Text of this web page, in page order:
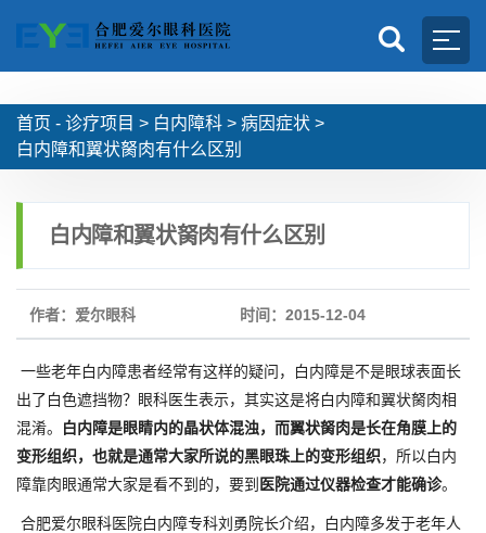
首页 - 诊疗项目 > 白内障科 > 病因症状 >
白内障和翼状胬肉有什么区别
白内障和翼状胬肉有什么区别
作者：爱尔眼科 时间：2015-12-04
一些老年白内障患者经常有这样的疑问，白内障是不是眼球表面长
出了白色遮挡物？眼科医生表示，其实这是将白内障和翼状胬肉相
混淆。
白内障是眼睛内的晶状体混浊，而翼状胬肉是长在角膜上的
变形组织，也就是通常大家所说的黑眼珠上的变形组织，所以白内
障靠肉眼通常大家是看不到的，要到 医院通过仪器检查才能确诊。
合肥爱尔眼科医院白内障专科刘勇院长介绍，白内障多发于老年人